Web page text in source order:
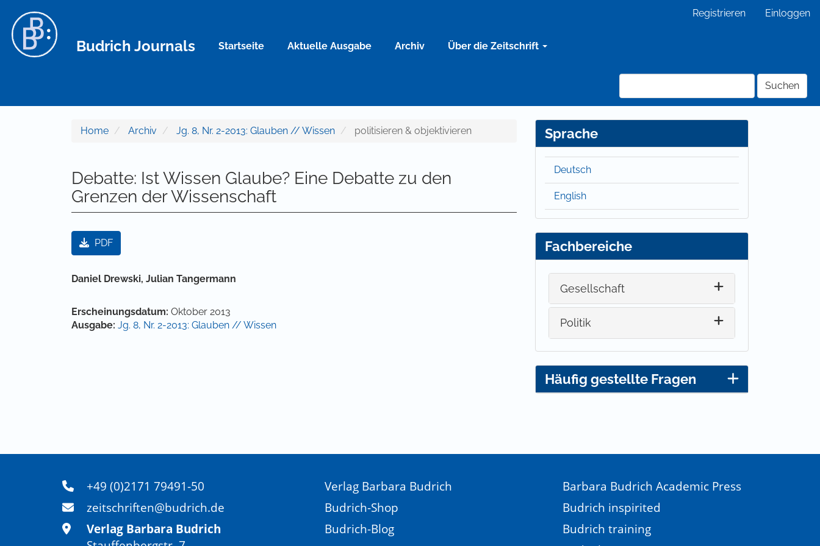
Hauptinhalt
Sidebar
Registrieren Einloggen
Budrich Journals Startseite Aktuelle Ausgabe Archiv Über die Zeitschrift
Suchen
Home Archiv Jg. 8, Nr. 2-2013: Glauben // Wissen politisieren & objektivieren
Debatte: Ist Wissen Glaube? Eine Debatte zu den
Grenzen der Wissenschaft
Artikel-Sidebar
PDF
Hauptsächlicher Artikelinhalt
Daniel Drewski, Julian Tangermann
Artikel-Details
Erscheinungsdatum: Oktober 2013
Ausgabe: Jg. 8, Nr. 2-2013: Glauben // Wissen
Sprache
Deutsch
English
Fachbereiche
Gesellschaft
Politik
Häufig gestellte Fragen
+49 (0)2171 79491-50
zeitschriften@budrich.de
Verlag Barbara Budrich
Verlag Barbara Budrich
Budrich-Shop
Budrich-Blog
Barbara Budrich Academic Press
Budrich inspirited
Budrich training